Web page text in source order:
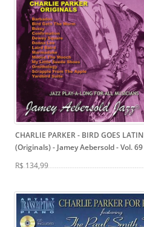
CHARLIE PARKER - BIRD GOES LATIN
(Originals) - Jamey Aebersold - Vol. 69
R$ 134,99